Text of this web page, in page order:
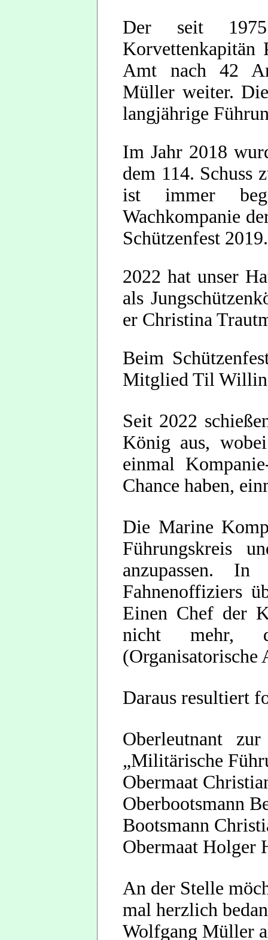
Der seit
Korvettenkapitän
Amt nach 42
Müller weiter.
langjährige
Im Jahr 2018
dem 114. Schuss
ist immer
Wachkompanie
Schützenfest 2019.
2022 hat unser
als
er Christina
Beim
Mitglied Til
Seit 2022
König aus,
einmal
Chance haben,
Die Marine
Führungskreis
anzupassen.
Fahnenoffiziers
Einen Chef der
nicht mehr,
(Organisatorische
Daraus resultiert
Oberleutnant
„Militärische
Obermaat
Oberbootsmann
Bootsmann
Obermaat Holger
An der Stelle
mal herzlich
Wolfgang Müller